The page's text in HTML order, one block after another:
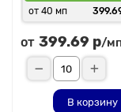
от 40 мп
от 399.69 р/
В корзину